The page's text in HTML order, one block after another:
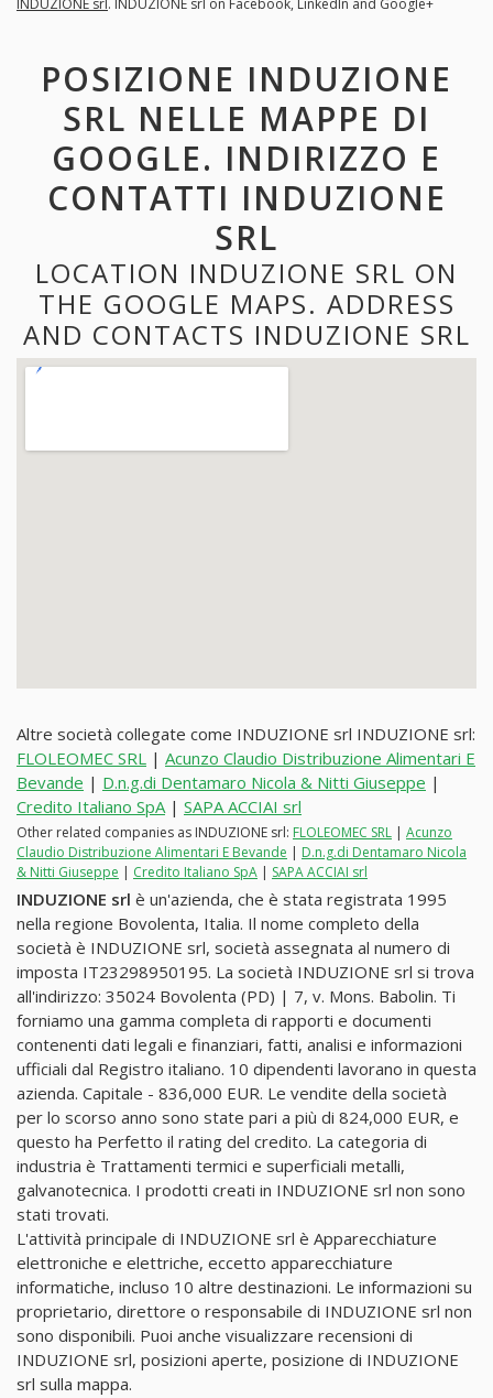
INDUZIONE srl. INDUZIONE srl on Facebook, LinkedIn and Google+
POSIZIONE INDUZIONE
SRL NELLE MAPPE DI
GOOGLE. INDIRIZZO E
CONTATTI INDUZIONE
SRL
LOCATION INDUZIONE SRL ON
THE GOOGLE MAPS. ADDRESS
AND CONTACTS INDUZIONE SRL
Altre società collegate come INDUZIONE srl INDUZIONE srl:
FLOLEOMEC SRL | Acunzo Claudio Distribuzione Alimentari E
Bevande | D.n.g.di Dentamaro Nicola & Nitti Giuseppe |
Credito Italiano SpA| SAPA ACCIAI srl
Other related companies as INDUZIONE srl: FLOLEOMEC SRL | Acunzo
Claudio Distribuzione Alimentari E Bevande | D.n.g.di Dentamaro Nicola
& Nitti Giuseppe | Credito Italiano SpA | SAPA ACCIAI srl
INDUZIONE srl è un'azienda, che è stata registrata 1995
nella regione Bovolenta, Italia. Il nome completo della
società è INDUZIONE srl, società assegnata al numero di
imposta IT23298950195. La società INDUZIONE srl si trova
all'indirizzo: 35024 Bovolenta (PD) | 7, v. Mons. Babolin. Ti
forniamo una gamma completa di rapporti e documenti
contenenti dati legali e finanziari, fatti, analisi e informazioni
ufficiali dal Registro italiano. 10 dipendenti lavorano in questa
azienda. Capitale - 836,000 EUR. Le vendite della società
per lo scorso anno sono state pari a più di 824,000 EUR, e
questo ha Perfetto il rating del credito. La categoria di
industria è Trattamenti termici e superficiali metalli,
galvanotecnica. I prodotti creati in INDUZIONE srl non sono
stati trovati.
L'attività principale di INDUZIONE srl è Apparecchiature
elettroniche e elettriche, eccetto apparecchiature
informatiche, incluso 10 altre destinazioni. Le informazioni su
proprietario, direttore o responsabile di INDUZIONE srl non
sono disponibili. Puoi anche visualizzare recensioni di
INDUZIONE srl, posizioni aperte, posizione di INDUZIONE
srl sulla mappa.